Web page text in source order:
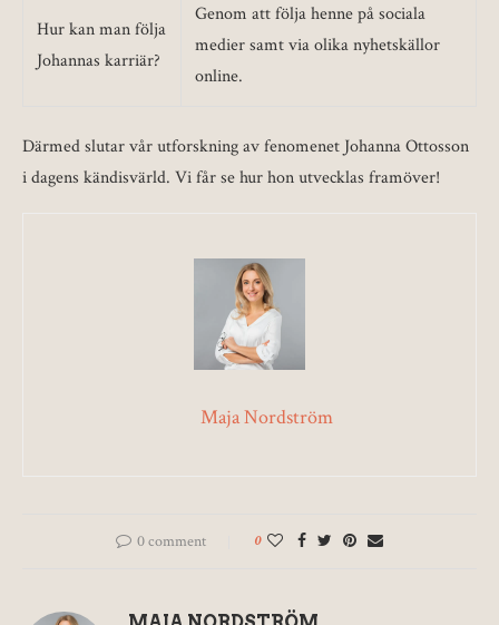
Hur kan man följa
Johannas karriär?
Genom att följa henne på sociala
medier samt via olika nyhetskällor
online.
Därmed slutar vår utforskning av fenomenet Johanna Ottosson
i dagens kändisvärld. Vi får se hur hon utvecklas framöver!
Maja Nordström
0 comment 0